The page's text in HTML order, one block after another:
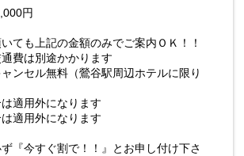
円
ても上記の金額のみでご案内ＯＫ！！
費は別途かかります
ンセル無料（鶯谷駅周辺ホテルに限り
適用外になります
適用外になります
『今すぐ割で！！』とお申し付け下さ